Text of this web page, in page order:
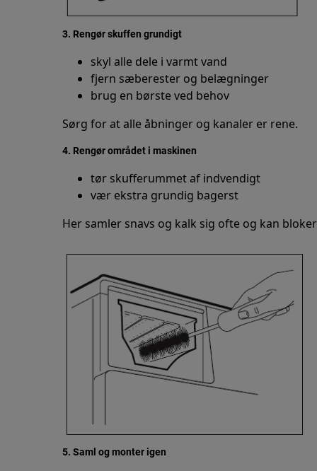
3. Rengør skuffen grundigt
skyl alle dele i varmt vand
fjern sæberester og belægninger
brug en børste ved behov
Sørg for at alle åbninger og kanaler er rene.
4. Rengør området i maskinen
tør skufferummet af indvendigt
vær ekstra grundig bagerst
Her samler snavs og kalk sig ofte og kan
5. Saml og monter igen